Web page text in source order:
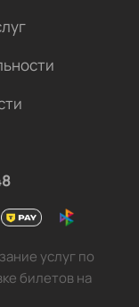
услуг по
билетов на